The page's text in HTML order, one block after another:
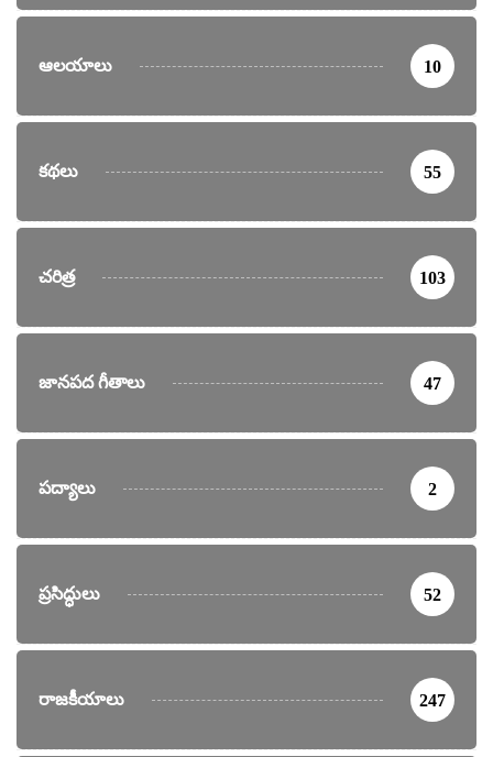
ఆలయాలు 10
కథలు 55
చరిత్ర 103
జానపద గీతాలు 47
పద్యాలు 2
ప్రసిద్ధులు 52
రాజకీయాలు 247